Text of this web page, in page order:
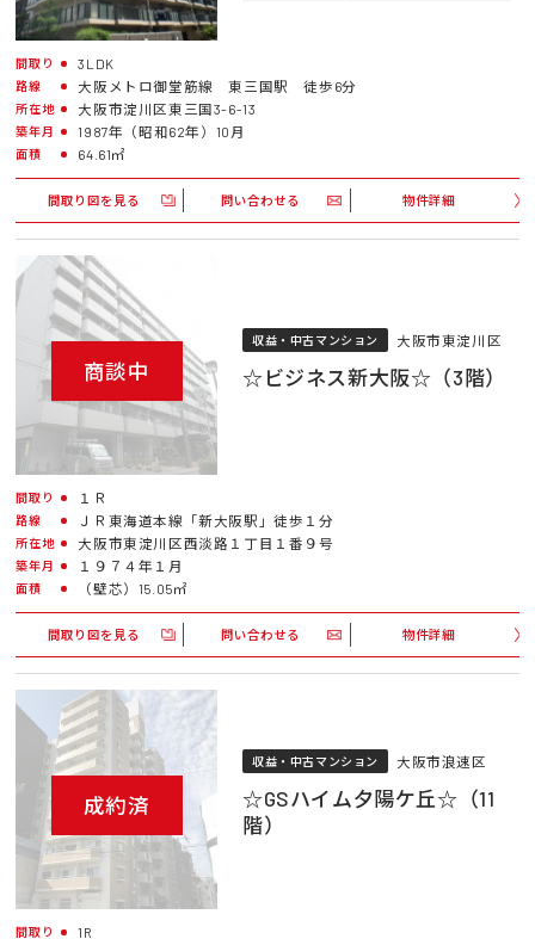
間取り 3LDK
路線 大阪メトロ御堂筋線 東三国駅 徒歩6分
所在地 大阪市淀川区東三国3-6-13
築年月 1987年（昭和62年）10月
面積 64.61㎡
間取り図を見る 問い合わせる 物件詳細
商談中
収益・中古マンション 大阪市東淀川区
☆ビジネス新大阪☆（3階）
間取り １Ｒ
路線 ＪＲ東海道本線「新大阪駅」徒歩１分
所在地 大阪市東淀川区西淡路１丁目１番９号
築年月 １９７４年１月
面積 （壁芯）15.05㎡
間取り図を見る 問い合わせる 物件詳細
成約済
収益・中古マンション 大阪市浪速区
☆GSハイム夕陽ケ丘☆（11
階）
間取り 1R